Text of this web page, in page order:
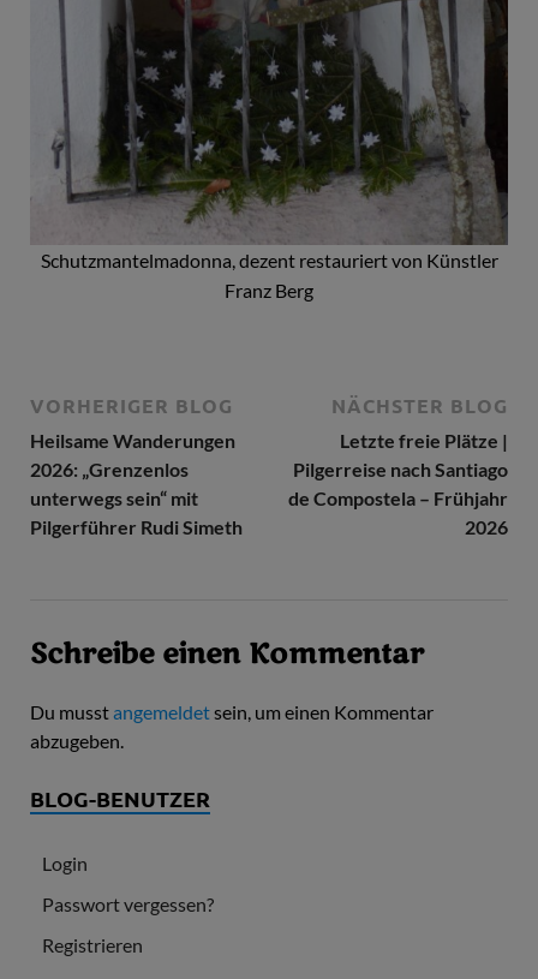
Schutzmantelmadonna, dezent restauriert von Künstler
Franz Berg
VORHERIGER BLOG
Heilsame Wanderungen
2026: „Grenzenlos
unterwegs sein“ mit
Pilgerführer Rudi Simeth
NÄCHSTER BLOG
Letzte freie Plätze |
Pilgerreise nach Santiago
de Compostela – Frühjahr
2026
Schreibe einen Kommentar
Du musstangemeldetsein, um einen Kommentar
abzugeben.
BLOG-BENUTZER
Login
Passwort vergessen?
Registrieren